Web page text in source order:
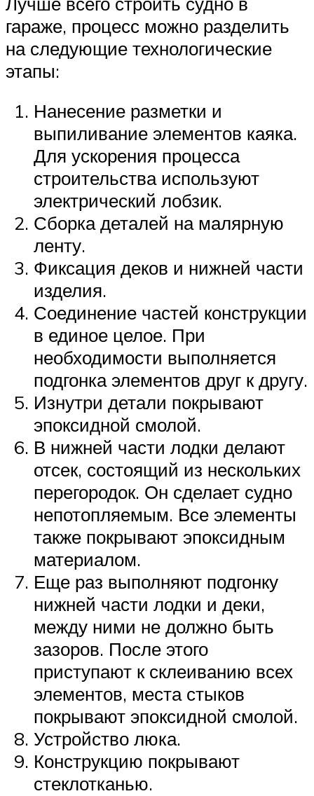
гараже, процесс можно разделить
на следующие технологические
этапы:
Нанесение разметки и
выпиливание элементов каяка.
Для ускорения процесса
строительства используют
электрический лобзик.
Сборка деталей на малярную
ленту.
Фиксация деков и нижней части
изделия.
Соединение частей конструкции
в единое целое. При
необходимости выполняется
подгонка элементов друг к другу.
Изнутри детали покрывают
эпоксидной смолой.
В нижней части лодки делают
отсек, состоящий из нескольких
перегородок. Он сделает судно
непотопляемым. Все элементы
также покрывают эпоксидным
материалом.
Еще раз выполняют подгонку
нижней части лодки и деки,
между ними не должно быть
зазоров. После этого
приступают к склеиванию всех
элементов, места стыков
покрывают эпоксидной смолой.
Устройство люка.
Конструкцию покрывают
стеклотканью.